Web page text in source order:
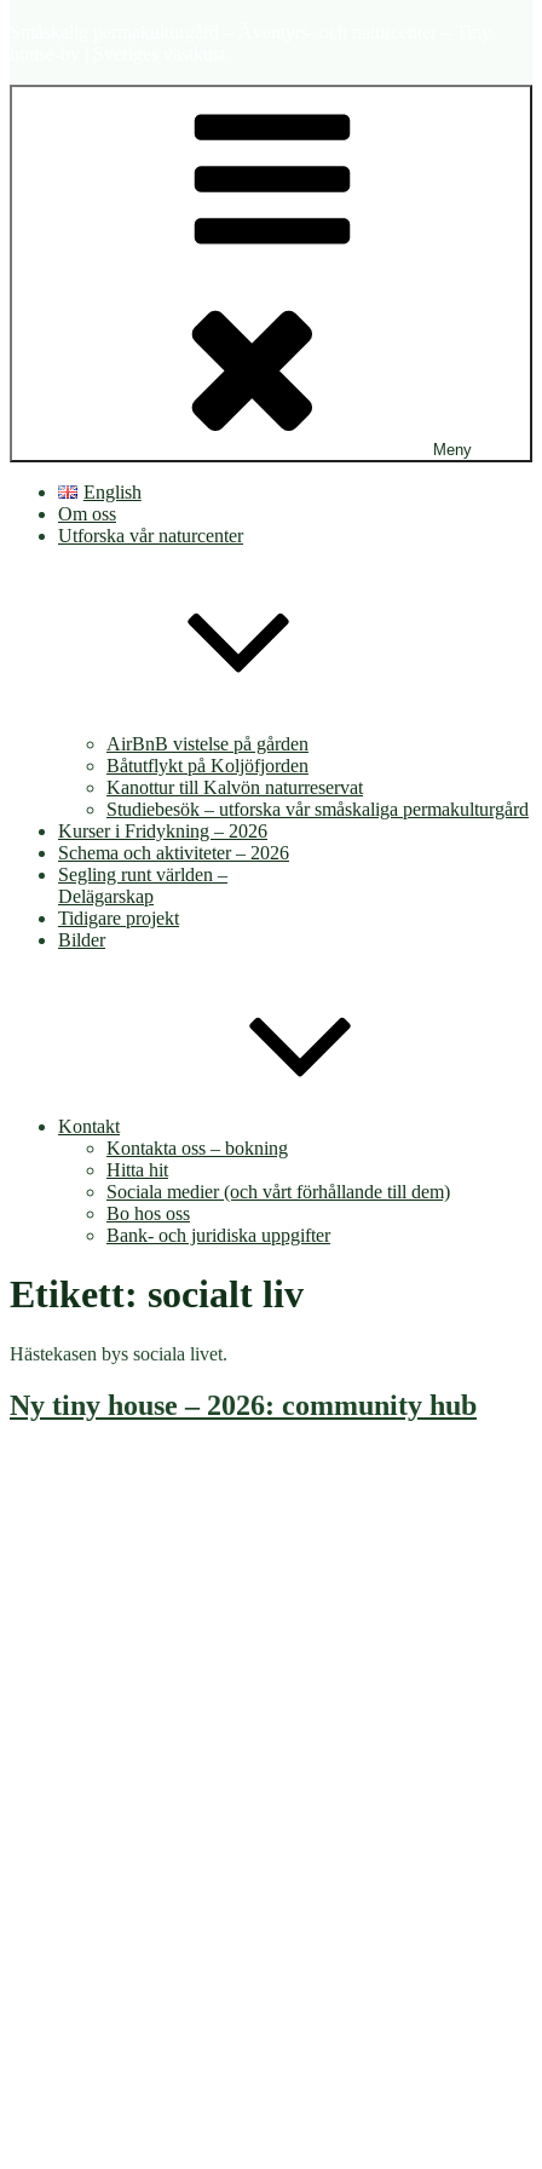
Meny
English
Om oss
Utforska vår naturcenter
AirBnB vistelse på gården
Båtutflykt på Koljöfjorden
Kanottur till Kalvön naturreservat
Studiebesök – utforska vår småskaliga permakulturgård
Kurser i Fridykning – 2026
Schema och aktiviteter – 2026
Segling runt världen –
Delägarskap
Tidigare projekt
Bilder
Kontakt
Kontakta oss – bokning
Hitta hit
Sociala medier (och vårt förhållande till dem)
Bo hos oss
Bank- och juridiska uppgifter
Etikett: socialt liv
Hästekasen bys sociala livet.
Ny tiny house – 2026: community hub